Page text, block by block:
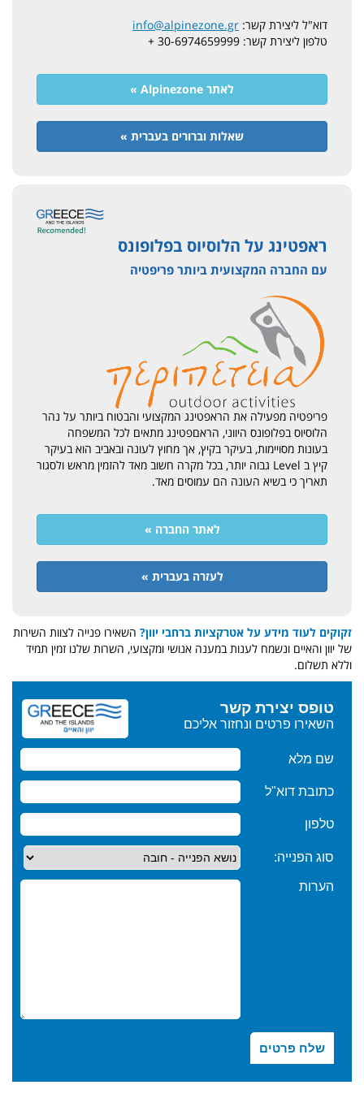
דוא"ל ליצירת קשר: info@alpinezone.gr
טלפון ליצירת קשר: 30-6974659999 +
לאתר Alpinezone »
שאלות וברורים בעברית »
ראפטינג על הלוסיוס בפלופונס
עם החברה המקצועית ביותר פריפטיה
פריפטיה מפעילה את הראפטינג המקצועי והבטוח ביותר על נהר
הלוסיוס בפלופונס היווני, הראםפטינג מתאים לכל המשפחה
בעונות מסויימות, בעיקר בקיץ, אך מחוץ לעונה ובאביב הוא בעיקר
קיץ ב Level גבוה יותר, בכל מקרה חשוב מאד להזמין מראש ולסגור
תאריך כי בשיא העונה הם עמוסים מאד.
לאתר החברה »
לעזרה בעברית »
זקוקים לעוד מידע על אטרקציות ברחבי יוון? השאירו פנייה לצוות השירות
של יוון והאיים ונשמח לענות במענה אנושי ומקצועי, השרות שלנו זמין תמיד
וללא תשלום.